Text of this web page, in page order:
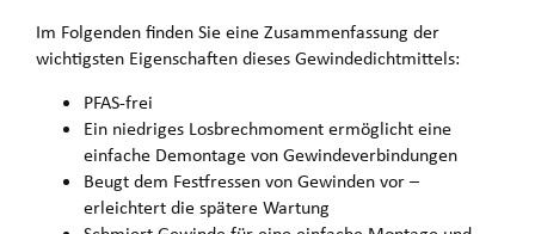
Im Folgenden finden Sie eine Zusammenfassung der
wichtigsten Eigenschaften dieses Gewindedichtmittels:
PFAS-frei
Ein niedriges Losbrechmoment ermöglicht eine
einfache Demontage von Gewindeverbindungen
Beugt dem Festfressen von Gewinden vor –
erleichtert die spätere Wartung